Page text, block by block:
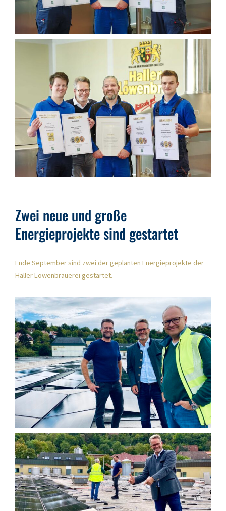
Zwei neue und große
Energieprojekte sind gestartet
Ende September sind zwei der geplanten Energieprojekte der
Haller Löwenbrauerei gestartet.